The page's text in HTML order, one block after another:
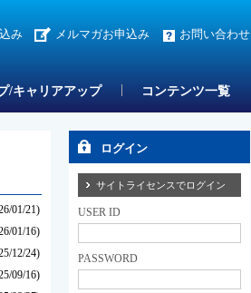
み メルマガお申込み お問い合わせ
/キャリアアップ コンテンツ一覧
01/21)
01/16)
12/24)
09/16)
ログイン
サイトライセンスでログイン
USER ID
PASSWORD